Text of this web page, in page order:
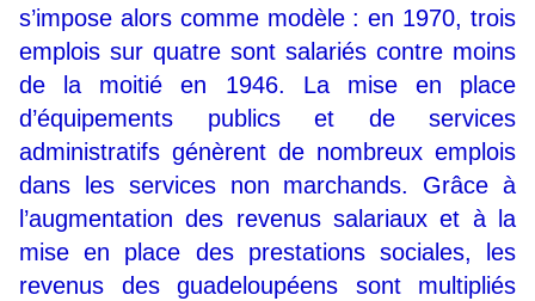
s’impose alors comme modèle : en 1970, trois
emplois sur quatre sont salariés contre moins
de la moitié en 1946. La mise en place
d’équipements publics et de services
administratifs génèrent de nombreux emplois
dans les services non marchands. Grâce à
l’augmentation des revenus salariaux et à la
mise en place des prestations sociales, les
revenus des guadeloupéens sont multipliés